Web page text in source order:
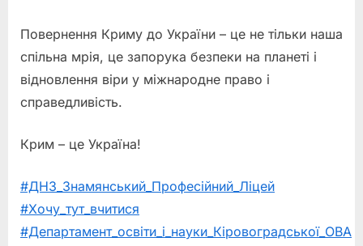
Повернення Криму до України – це не тільки наша
спільна мрія, це запорука безпеки на планеті і
відновлення віри у міжнародне право і
справедливість.
Крим – це Україна!
#ДНЗ_Знамянський_Професійний_Ліцей
#Хочу_тут_вчитися
#Департамент_освіти_і_науки_Кіровоградської_ОВА